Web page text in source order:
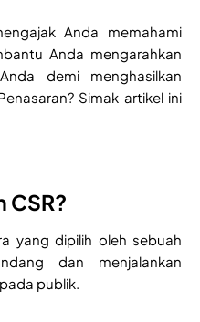
Anda memahami
Anda mengarahkan
demi menghasilkan
Simak artikel ini
CSR?
yang dipilih oleh sebuah
dan menjalankan
publik.